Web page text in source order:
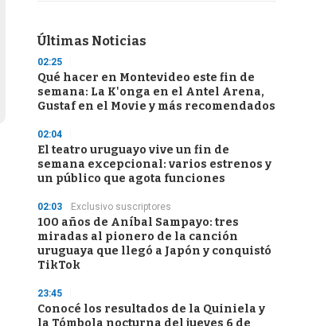
Últimas Noticias
02:25
Qué hacer en Montevideo este fin de
semana: La K'onga en el Antel Arena,
Gustaf en el Movie y más recomendados
02:04
El teatro uruguayo vive un fin de
semana excepcional: varios estrenos y
un público que agota funciones
02:03 Exclusivo suscriptores
100 años de Aníbal Sampayo: tres
miradas al pionero de la canción
uruguaya que llegó a Japón y conquistó
TikTok
23:45
Conocé los resultados de la Quiniela y
la Tómbola nocturna del jueves 6 de